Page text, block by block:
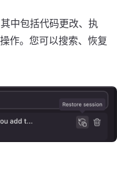
中包括代码更改、执
作。您可以搜索、恢复